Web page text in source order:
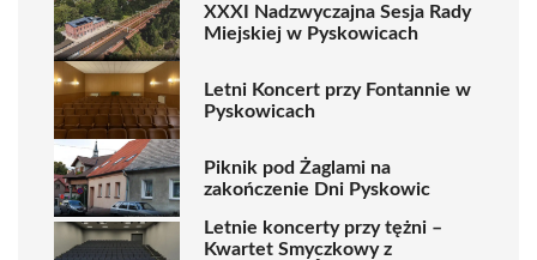
XXXI Nadzwyczajna Sesja Rady
Miejskiej w Pyskowicach
Letni Koncert przy Fontannie w
Pyskowicach
Piknik pod Żaglami na
zakończenie Dni Pyskowic
Letnie koncerty przy tężni –
Kwartet Smyczkowy z